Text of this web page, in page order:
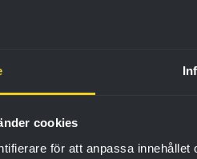
cookies
för att anpassa